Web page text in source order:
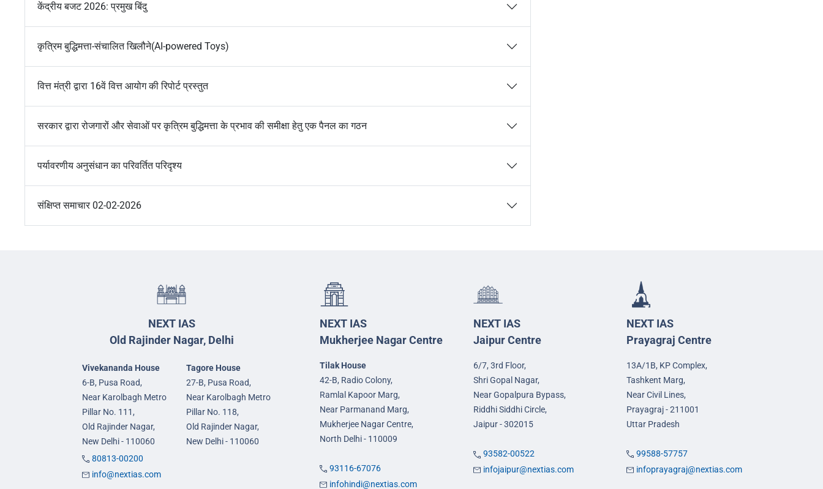
केंद्रीय बजट 2026: प्रमुख बिंदु
कृत्रिम बुद्धिमत्ता-संचालित खिलौने(AI-powered Toys)
वित्त मंत्री द्वारा 16वें वित्त आयोग की रिपोर्ट प्रस्तुत
सरकार द्वारा रोजगारों और सेवाओं पर कृत्रिम बुद्धिमत्ता के प्रभाव की समीक्षा हेतु एक पैनल का गठन
पर्यावरणीय अनुसंधान का परिवर्तित परिदृश्य
संक्षिप्त समाचार 02-02-2026
NEXT IAS
Old Rajinder Nagar, Delhi
Vivekananda House
6-B, Pusa Road,
Near Karolbagh Metro
Pillar No. 111,
Old Rajinder Nagar,
New Delhi - 110060
Tagore House
27-B, Pusa Road,
Near Karolbagh Metro
Pillar No. 118,
Old Rajinder Nagar,
New Delhi - 110060
80813-00200
info@nextias.com
NEXT IAS
Mukherjee Nagar Centre
Tilak House
42-B, Radio Colony,
Ramlal Kapoor Marg,
Near Parmanand Marg,
Mukherjee Nagar Centre,
North Delhi - 110009
93116-67076
infohindi@nextias.com
NEXT IAS
Jaipur Centre
6/7, 3rd Floor,
Shri Gopal Nagar,
Near Gopalpura Bypass,
Riddhi Siddhi Circle,
Jaipur - 302015
93582-00522
infojaipur@nextias.com
NEXT IAS
Prayagraj Centre
13A/1B, KP Complex,
Tashkent Marg,
Near Civil Lines,
Prayagraj - 211001
Uttar Pradesh
99588-57757
infoprayagraj@nextias.com